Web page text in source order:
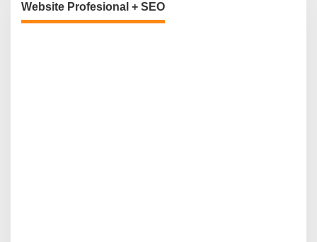
Website Profesional + SEO